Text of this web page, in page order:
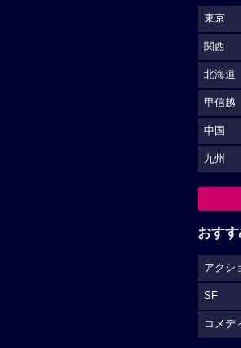
東京
関西
北海道
甲信越
中国
九州
おす
アクシ
SF
コメデ